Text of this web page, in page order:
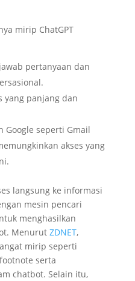
mirip ChatGPT
pertanyaan dan
yang panjang dan
Google seperti Gmail
akses yang
langsung ke informasi
mesin pencari
menghasilkan
Menurut ZDNET,
mirip seperti
serta
chatbot. Selain itu,